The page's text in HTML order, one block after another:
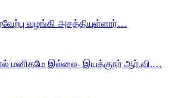
வழங்கி அசத்தியுள்ளார்…
மனிதமே இல்லை- இயக்குநர் ஆர்.வி.…